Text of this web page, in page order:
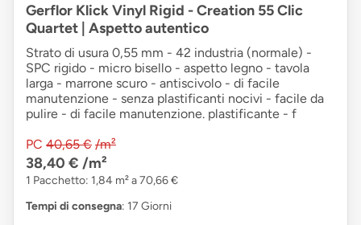
Gerflor Klick Vinyl Rigid - Creation 55 Clic
Quartet | Aspetto autentico
Strato di usura 0,55 mm - 42 industria (normale) -
SPC rigido - micro bisello - aspetto legno - tavola
larga - marrone scuro - antiscivolo - di facile
manutenzione - senza plastificanti nocivi - facile da
pulire - di facile manutenzione. plastificante - f
PC 40,65 € /m²
38,40 € /m²
1 Pacchetto: 1,84 m² a 70,66 €
Tempi di consegna: 17 Giorni